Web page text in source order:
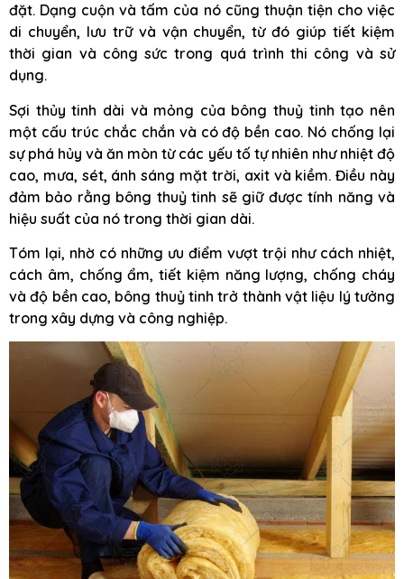
đặt. Dạng cuộn và tấm của nó cũng thuận tiện cho việc
di chuyển, lưu trữ và vận chuyển, từ đó giúp tiết kiệm
thời gian và công sức trong quá trình thi công và sử
dụng.
Sợi thủy tinh dài và mỏng của bông thuỷ tinh tạo nên
một cấu trúc chắc chắn và có độ bền cao. Nó chống lại
sự phá hủy và ăn mòn từ các yếu tố tự nhiên như nhiệt độ
cao, mưa, sét, ánh sáng mặt trời, axit và kiềm. Điều này
đảm bảo rằng bông thuỷ tinh sẽ giữ được tính năng và
hiệu suất của nó trong thời gian dài.
Tóm lại, nhờ có những ưu điểm vượt trội như cách nhiệt,
cách âm, chống ẩm, tiết kiệm năng lượng, chống cháy
và độ bền cao, bông thuỷ tinh trở thành vật liệu lý tưởng
trong xây dựng và công nghiệp.